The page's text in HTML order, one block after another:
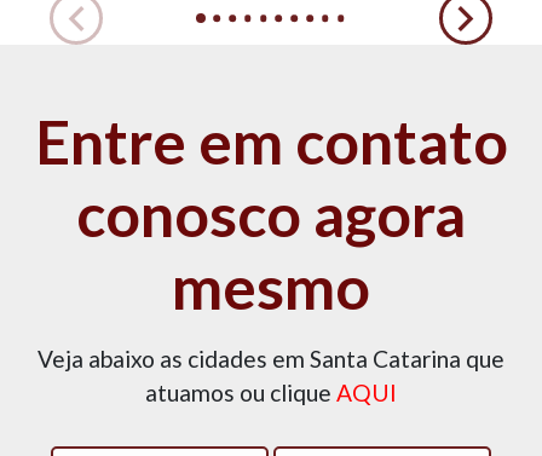
Entre em contato
conosco agora
mesmo
Veja abaixo as cidades em Santa Catarina que
atuamos ou clique AQUI